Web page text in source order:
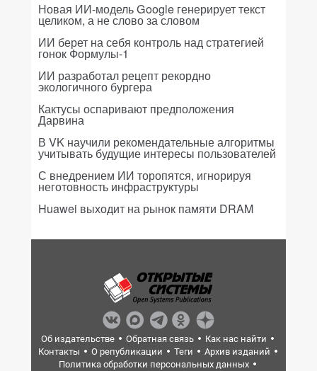
Новая ИИ-модель Google генерирует текст
целиком, а не слово за словом
ИИ берет на себя контроль над стратегией
гонок Формулы-1
ИИ разработал рецепт рекордно
экологичного бургера
Кактусы оспаривают предположения
Дарвина
В VK научили рекомендательные алгоритмы
учитывать будущие интересы пользователей
С внедрением ИИ торопятся, игнорируя
неготовность инфраструктуры
Huawei выходит на рынок памяти DRAM
Об издательстве Обратная связь
Как нас найти
Контакты
О републикации Теги
Архив изданий
Политика обработки персональных данных